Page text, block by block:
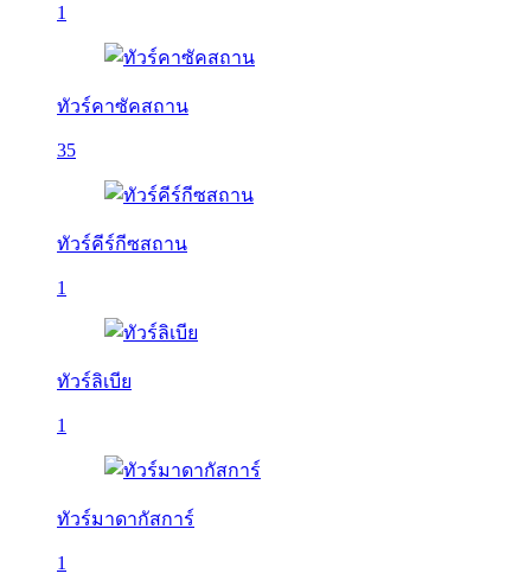
1
ทัวร์คาซัคสถาน
35
ทัวร์คีร์กีซสถาน
1
ทัวร์ลิเบีย
1
ทัวร์มาดากัสการ์
1